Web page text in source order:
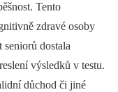
Tento
zdravé osoby
dostala
výsledků v testu.
důchod či jiné